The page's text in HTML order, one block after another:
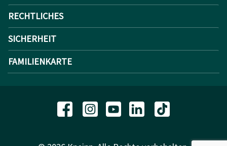
RECHTLICHES
SICHERHEIT
FAMILIENKARTE